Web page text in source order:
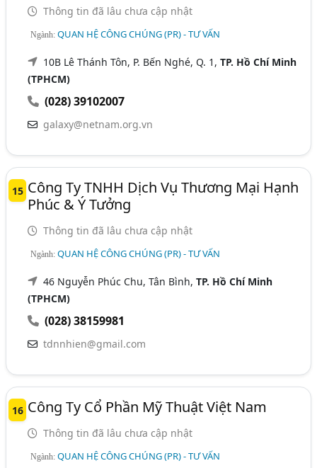
Thông tin đã lâu chưa cập nhật
Ngành:QUAN HỆ CÔNG CHÚNG (PR) - TƯ VẤN
10B Lê Thánh Tôn, P. Bến Nghé, Q. 1,TP. Hồ Chí Minh
(TPHCM)
(028) 39102007
galaxy@netnam.org.vn
15 Công Ty TNHH Dịch Vụ Thương Mại Hạnh
Phúc & Ý Tưởng
Thông tin đã lâu chưa cập nhật
Ngành:QUAN HỆ CÔNG CHÚNG (PR) - TƯ VẤN
46 Nguyễn Phúc Chu, Tân Bình,TP. Hồ Chí Minh
(TPHCM)
(028) 38159981
tdnnhien@gmail.com
16 Công Ty Cổ Phần Mỹ Thuật Việt Nam
Thông tin đã lâu chưa cập nhật
Ngành:QUAN HỆ CÔNG CHÚNG (PR) - TƯ VẤN